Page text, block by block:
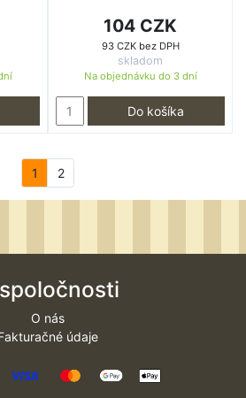
104 CZK
93 CZK bez DPH
skladom
Na objednávku do 3 dní
Do košíka
1 2
O nás
údaje